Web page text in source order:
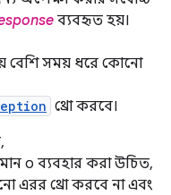
ব্যবহৃত হয়।
বেশি সময় ধরে কোনো
থ্রো করবে।
০ ব্যবহার করা উচিত,
এরর থ্রো করবে না এবং